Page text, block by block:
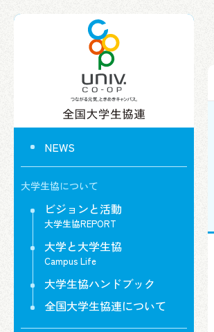
NEWS
大学生協について
ビジョンと活動
大学生協REPORT
大学と大学生協
Campus Life
大学生協ハンドブック
全国大学生協連について